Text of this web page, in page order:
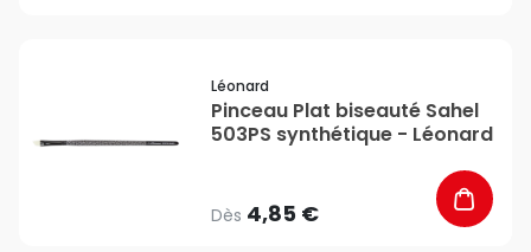
Léonard
Pinceau Plat biseauté Sahel
503PS synthétique - Léonard
Dès 4,85 €